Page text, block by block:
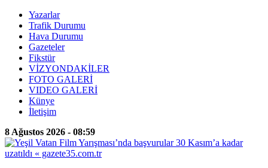
Yazarlar
Trafik Durumu
Hava Durumu
Gazeteler
Fikstür
VİZYONDAKİLER
FOTO GALERİ
VIDEO GALERİ
Künye
İletişim
8 Ağustos 2026 - 08:59